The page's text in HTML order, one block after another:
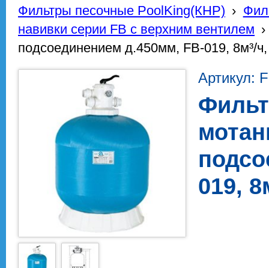
Фильтры песочные PoolKing(КНР) ›
навивки серии FB с верхним вентилем ›
подсоединением д.450мм, FB-019, 8м³/
Артикул:
019,